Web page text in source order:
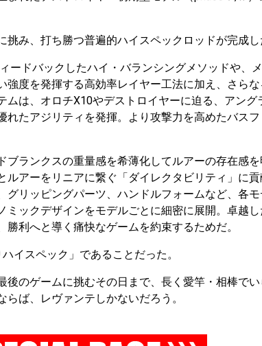
み、打ち勝つ普遍的ハイスペックロッドが完成し
ードバックしたハイ・バランシングメソッドや、
強度を発揮する高効率レイヤー工法に加え、さら
は、オロチX10やデストロイヤーに迫る、アング
れたアジリティを発揮。より攻撃力を高めたバス
ブランクスの重量感を希薄化してルアーの存在感
ルアーをリニアに繋ぐ「ダイレクタビリティ」に
リッピングパーツ、ハンドルフォームなど、各
ミックデザインをモデルごとに細密に展開。卓越
利へと導く痛快なゲームを約束するためだ。
イスペック」であることだった。
後のゲームに挑むその日まで、長く愛竿・相棒で
ば、レヴァンテしかないだろう。